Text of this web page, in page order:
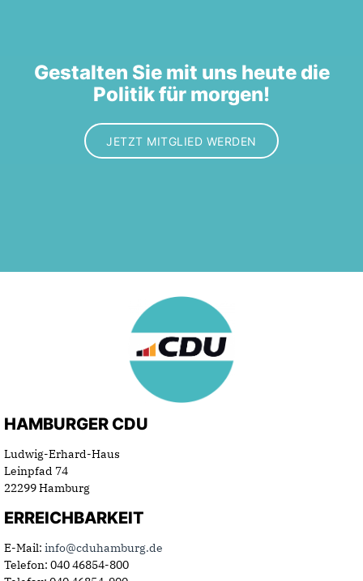
Gestalten Sie mit uns heute die
Politik für morgen!
JETZT MITGLIED WERDEN
HAMBURGER CDU
Ludwig-Erhard-Haus
Leinpfad 74
22299 Hamburg
ERREICHBARKEIT
E-Mail: info@cduhamburg.de
Telefon: 040 46854-800